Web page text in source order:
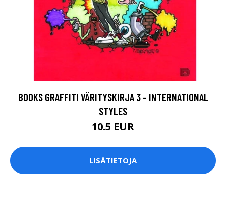
BOOKS GRAFFITI VÄRITYSKIRJA 3 - INTERNATIONAL
STYLES
10.5 EUR
LISÄTIETOJA